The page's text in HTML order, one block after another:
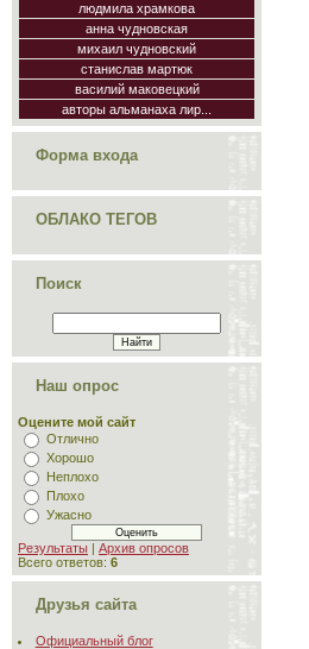
людмила храмкова
анна чудновская
михаил чудновский
станислав мартюк
василий маковецкий
авторы альманаха лир...
Форма входа
ОБЛАКО ТЕГОВ
Поиск
Наш опрос
Оцените мой сайт
Отлично
Хорошо
Неплохо
Плохо
Ужасно
Результаты | Архив опросов
Всего ответов: 6
Друзья сайта
Официальный блог